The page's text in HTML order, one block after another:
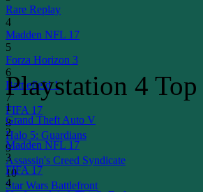
Rare Replay
4
Madden NFL 17
5
Forza Horizon 3
6
Battlefield 1
7
FIFA 17
8
Halo 5: Guardians
9
Assassin's Creed Syndicate
10
Star Wars Battlefront
Playstation 4 Top
1
Grand Theft Auto V
2
Madden NFL 17
3
FIFA 17
4